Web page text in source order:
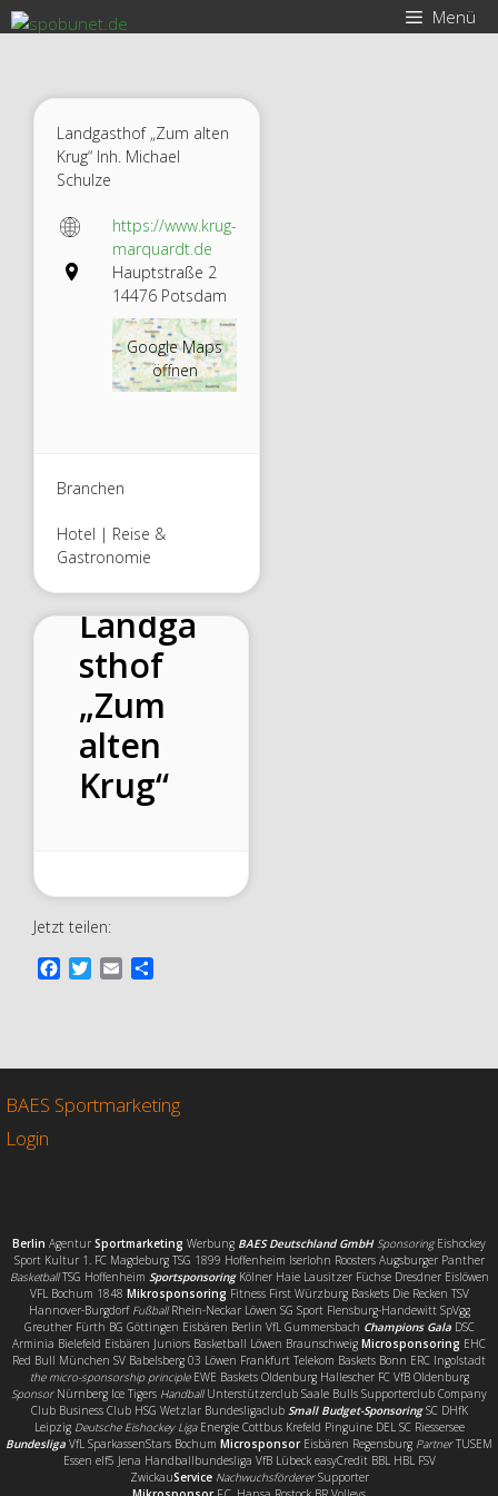
Zum
Inhalt
Menü
Landgasthof „Zum alten
Krug“ Inh. Michael
Schulze
https://www.krug-
marquardt.de
Hauptstraße 2
14476 Potsdam
Google Maps
öffnen
Branchen
Hotel | Reise &
Gastronomie
Landga
sthof
„Zum
alten
Krug“
Jetzt teilen:
F
o
k
T
r
E
BAES Sportmarketing
Login
Berlin Agentur Sportmarketing Werbung BAES Deutschland GmbH SponsoringEishockey
Sport Kultur 1. FC Magdeburg TSG 1899 Hoffenheim Iserlohn Roosters Augsburger Panther
BasketballTSG Hoffenheim SportsponsoringKölner Haie Lausitzer Füchse Dresdner Eislöwen
VFL Bochum 1848 Mikrosponsoring Fitness First Würzburg Baskets Die Recken TSV
Hannover-Burgdorf FußballRhein-Neckar Löwen SG Sport Flensburg-Handewitt SpVgg
Greuther Fürth BG Göttingen Eisbären Berlin VfL Gummersbach Champions GalaDSC
Arminia Bielefeld Eisbären Juniors Basketball Löwen Braunschweig Microsponsoring EHC
Red Bull München SV Babelsberg 03 Löwen Frankfurt Telekom Baskets Bonn ERC Ingolstadt
the micro-sponsorship principleEWE Baskets Oldenburg Hallescher FC VfB Oldenburg
SponsorNürnberg Ice Tigers HandballUnterstützerclub Saale Bulls Supporterclub Company
Club Business Club HSG Wetzlar Bundesligaclub Small Budget-SponsoringSC DHfK
Leipzig Deutsche Eishockey LigaEnergie Cottbus Krefeld Pinguine DEL SC Riessersee
Bundesliga VfL SparkassenStars Bochum MicrosponsorEisbären Regensburg PartnerTUSEM
Essen elf5 Jena Handballbundesliga VfB Lübeck easyCredit BBL HBL FSV
ZwickauService NachwuchsfördererSupporter